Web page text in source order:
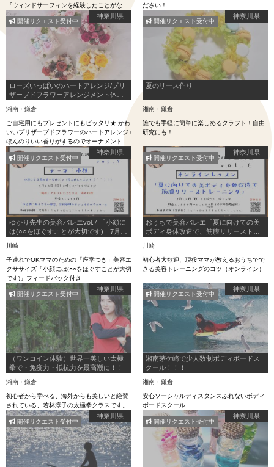
『ウィンドサーフィンを経験したことがな
い！』 『新しいことやマリンスポーツに挑戦
したい♪』という方、大歓迎★
ださい！
神奈川県
ローズいっぱいのハートアレンジ/プリ
ザーブドフラワーアレンジメント体験
湘南・鎌倉
ご自宅用にもプレゼントにもピッタリ★ かわ
いいプリザーブドフラワーのハートアレンジ♪
ほんのりいい香りがするのでオーナメントに
も◎ 嬉しい無料のギフト用ラッピング付き
開催リクエスト受付中
神奈川県
夏のリース作り
湘南・鎌倉
誰でも手軽に簡単に楽しめるクラフト！自由
研究にも！
開催リクエスト受付中
神奈川県
ゆかり先生の美容バレエvol.7 「小顔に
は(○○をほぐすことが大切です)」7月26
川崎
子連れでOKママのための「座学つき」美容エ
クササイズ「小顔には(○○をほぐすことが大切
です)」フィードバック付き
開催リクエスト受付中
神奈川県
おうちで美容バレエ「夏に向けての美
ボディ身体改造で、筋膜リリーストレ
川崎
初心者大歓迎、現役ママが教えるおうちでで
きる美容トレーニングのコツ（オンライン）
開催リクエスト受付中
神奈川県
（ワンコイン体験）世界一美しい太極
拳で・免疫力・抵抗力を最高潮に！！
湘南・鎌倉
初心者から学べる、海外からも美しいと絶賛
されている、若林淳子の太極拳クラスです。
開催リクエスト受付中
神奈川県
湘南茅ケ崎で少人数制ボディボードス
クール！！！
湘南・鎌倉
安心ソーシャルディスタンスふれないボディ
ボードスクール
開催リクエスト受付中
神奈川県
開催リクエスト受付中
神奈川県
開催リクエスト受付中